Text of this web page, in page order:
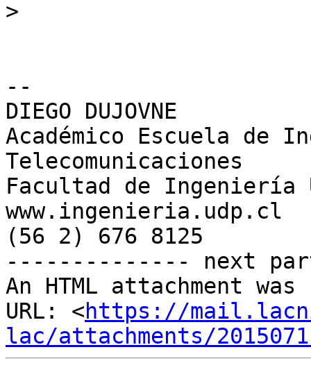
>
--
DIEGO DUJOVNE
Académico Escuela de
Telecomunicaciones
Facultad de Ingeniería
www.ingenieria.udp.cl
(56 2) 676 8125
-------------- next
An HTML attachment
URL: <https://
lac/attachments/